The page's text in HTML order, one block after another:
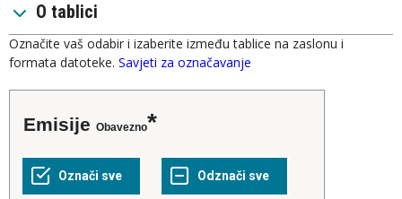
O tablici
Označite vaš odabir i izaberite između tablice na zaslonu i
formata datoteke. Savjeti za označavanje
Emisije Obavezno